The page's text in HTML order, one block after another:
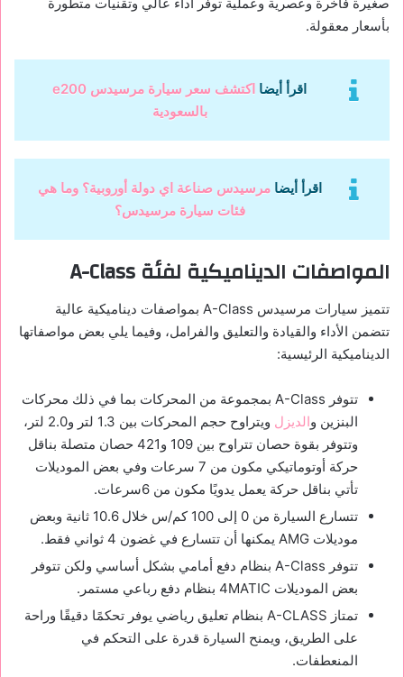
بأسعار معقولة.
اقرأ أيضا
اكتشف سعر سيارة مرسيدس e200
بالسعودية
اقرأ أيضامرسيدس صناعة اي دولة أوروبية؟ وما هي
فئات سيارة مرسيدس؟
المواصفات الديناميكية لفئة A-Class
تتميز سيارات مرسيدس A-Class بمواصفات ديناميكية عالية
تتضمن الأداء والقيادة والتعليق والفرامل، وفيما يلي بعض مواصفاتها
الديناميكية الرئيسية:
تتوفر A-Class بمجموعة من المحركات بما في ذلك محركات
البنزين والديزل
ويتراوح حجم المحركات بين 1.3 لتر و2.0 لتر،
وتتوفر بقوة حصان تتراوح بين 109 و421 حصان متصلة بناقل
حركة أوتوماتيكي مكون من 7 سرعات وفي بعض الموديلات
تأتي بناقل حركة يعمل يدويًا مكون من 6سرعات.
تتسارع السيارة من 0 إلى 100 كم/س خلال 10.6 ثانية وبعض
موديلات AMG يمكنها أن تتسارع في غضون 4 ثواني فقط.
تتوفر A-Class بنظام دفع أمامي بشكل أساسي ولكن تتوفر
بعض الموديلات 4MATIC بنظام دفع رباعي مستمر.
تمتاز A-CLASS بنظام تعليق رياضي يوفر تحكمًا دقيقًا وراحة
على الطريق، ويمنح السيارة قدرة على التحكم في
المنعطفات.